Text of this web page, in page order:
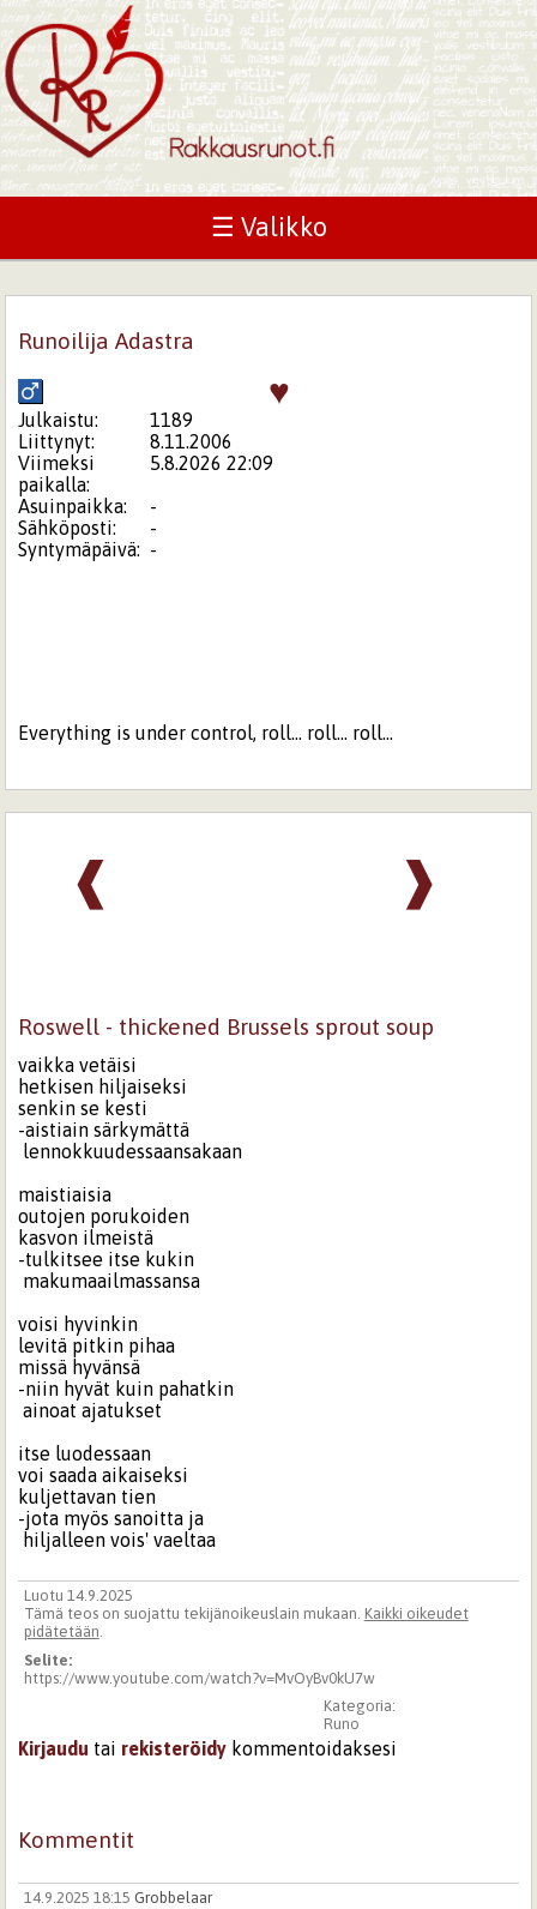
☰ Valikko
Runoilija Adastra
♥
Julkaistu:
1189
Liittynyt:
8.11.2006
Viimeksi
paikalla:
5.8.2026 22:09
Asuinpaikka:
-
Sähköposti:
-
Syntymäpäivä: -
Everything is under control, roll... roll... roll...
❱
❰
Roswell - thickened Brussels sprout soup
vaikka vetäisi
hetkisen hiljaiseksi
senkin se kesti
-aistiain särkymättä
lennokkuudessaansakaan
maistiaisia
outojen porukoiden
kasvon ilmeistä
-tulkitsee itse kukin
makumaailmassansa
voisi hyvinkin
levitä pitkin pihaa
missä hyvänsä
-niin hyvät kuin pahatkin
ainoat ajatukset
itse luodessaan
voi saada aikaiseksi
kuljettavan tien
-jota myös sanoitta ja
hiljalleen vois' vaeltaa
Luotu 14.9.2025
Tämä teos on suojattu tekijänoikeuslain mukaan. Kaikki oikeudet
pidätetään.
Selite:
https://www.youtube.com/watch?v=MvOyBv0kU7w
Kategoria:
Runo
Kirjaudu tai rekisteröidy kommentoidaksesi
Kommentit
14.9.2025 18:15 Grobbelaar